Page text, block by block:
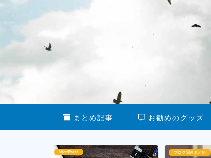
まとめ記事 お勧めのグッズ
WordPress ブログ関連まとめ